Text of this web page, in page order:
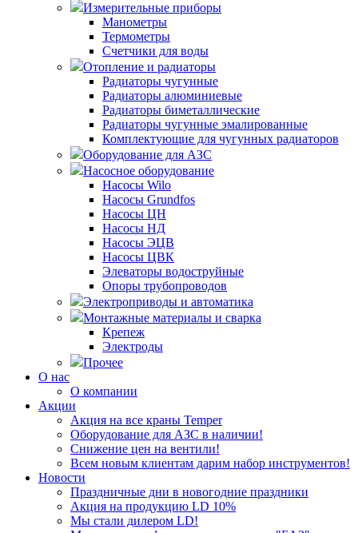
Измерительные приборы
Манометры
Термометры
Счетчики для воды
Отопление и радиаторы
Радиаторы чугунные
Радиаторы алюминиевые
Радиаторы биметаллические
Радиаторы чугунные эмалированные
Комплектующие для чугунных радиаторов
Оборудование для АЗС
Насосное оборудование
Насосы Wilo
Насосы Grundfos
Насосы ЦН
Насосы НД
Насосы ЭЦВ
Насосы ЦВК
Элеваторы водоструйные
Опоры трубопроводов
Электроприводы и автоматика
Монтажные материалы и сварка
Крепеж
Электроды
Прочее
О нас
О компании
Акции
Акция на все краны Temper
Оборудование для АЗС в наличии!
Снижение цен на вентили!
Всем новым клиентам дарим набор инструментов!
Новости
Праздничные дни в новогодние праздники
Акция на продукцию LD 10%
Мы стали дилером LD!